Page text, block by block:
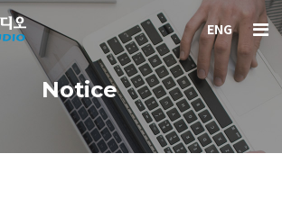
ENG
Notice